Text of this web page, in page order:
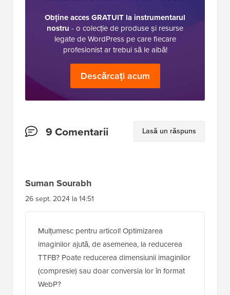
Obține acces GRATUIT la instrumentarul
nostru - o colecție de produse și resurse
legate de WordPress pe care fiecare
profesionist ar trebui să le aibă!
Descărcați acum
Interacțiuni
9 Comentarii Lasă un răspuns
Suman Sourabh
26 sept. 2024 la 14:51
Mulțumesc pentru articol! Optimizarea
imaginilor ajută, de asemenea, la reducerea
TTFB? Poate reducerea dimensiunii imaginilor
(compresie) sau doar conversia lor în format
WebP?